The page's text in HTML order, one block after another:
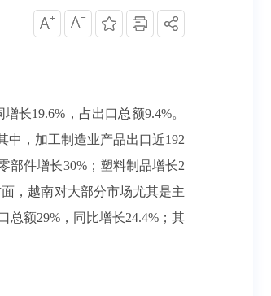
长19.6%，占出口总额9.4%。
中，加工制造业产品出口近192
部件增长30%；塑料制品增长2
，越南对大部分市场尤其是主
额29%，同比增长24.4%；其